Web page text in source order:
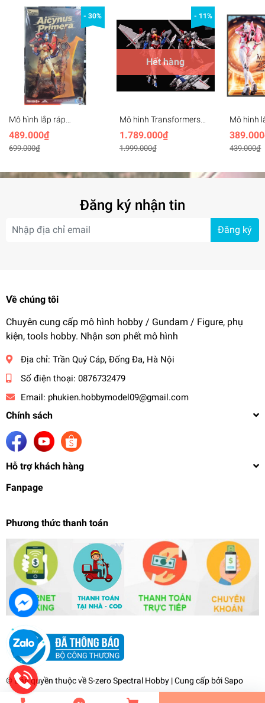
- 30%
Mô hình lắp ráp
Transformer AICYNUS
Primera MBREED –
Infinite Charm
489.000₫
699.000₫
- 11%
Hết hàng
Mô hình Transformers
CS03 STAR QUEEN
Collection Space
1.789.000₫
1.999.000₫
Mô hình
MD002
Xiaofeng
439.000₫
Đăng ký nhận tin
Đăng ký
Về chúng tôi
Chuyên cung cấp mô hình hobby / Gundam / Figure, phụ
kiện, tools hobby. Nhận sơn phết mô hình
Địa chỉ: Trần Quý Cáp, Đống Đa, Hà Nội
Số điện thoại: 0876732479
Email: phukien.hobbymodel09@gmail.com
Chính sách
Hỗ trợ khách hàng
Fanpage
Phương thức thanh toán
© Bản quyền thuộc vềS-zero Spectral Hobby | Cung cấp bởiSapo
Mô hình lắp ráp Transformer Transformers
439.000₫
undefined